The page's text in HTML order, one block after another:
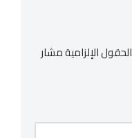
الحقول الإلزامية مشار